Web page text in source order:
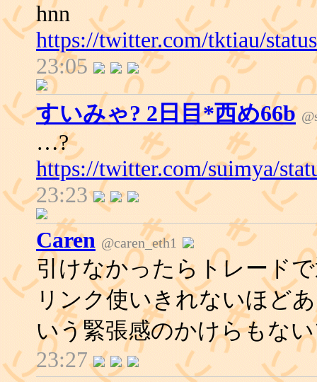
hnn
https://twitter.com/tktiau/
23:05
すいみゃ? 2日目*西め66b
…?
https://twitter.com/suimya/
23:23
Caren @caren_eth1
引けなかったらトレード
リンク使いきれないほど
いう緊張感のかけらもな
23:27